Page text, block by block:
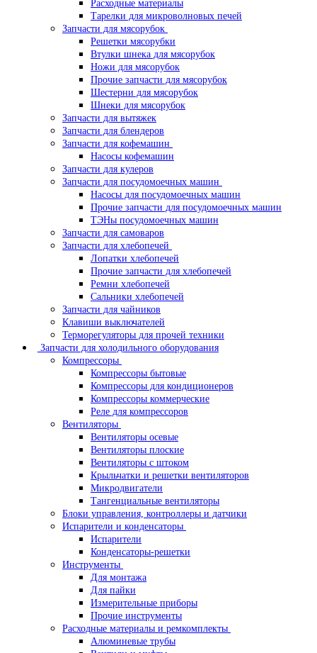
Расходные материалы
Тарелки для микроволновых печей
Запчасти для мясорубок
Решетки мясорубки
Втулки шнека для мясорубок
Ножи для мясорубок
Прочие запчасти для мясорубок
Шестерни для мясорубок
Шнеки для мясорубок
Запчасти для вытяжек
Запчасти для блендеров
Запчасти для кофемашин
Насосы кофемашин
Запчасти для кулеров
Запчасти для посудомоечных машин
Насосы для посудомоечных машин
Прочие запчасти для посудомоечных машин
ТЭНы посудомоечных машин
Запчасти для самоваров
Запчасти для хлебопечей
Лопатки хлебопечей
Прочие запчасти для хлебопечей
Ремни хлебопечей
Сальники хлебопечей
Запчасти для чайников
Клавиши выключателей
Терморегуляторы для прочей техники
Запчасти для холодильного оборудования
Компрессоры
Компрессоры бытовые
Компрессоры для кондиционеров
Компрессоры коммерческие
Реле для компрессоров
Вентиляторы
Вентиляторы осевые
Вентиляторы плоские
Вентиляторы с штоком
Крыльчатки и решетки вентиляторов
Микродвигатели
Тангенциальные вентиляторы
Блоки управления, контроллеры и датчики
Испарители и конденсаторы
Испарители
Конденсаторы-решетки
Инструменты
Для монтажа
Для пайки
Измерительные приборы
Прочие инструменты
Расходные материалы и ремкомплекты
Алюминевые трубы